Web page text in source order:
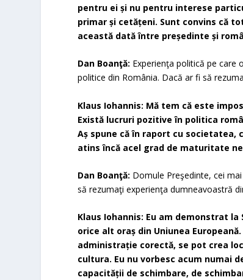
pentru ei și nu pentru interese
primar și cetățeni. Sunt convins că
această dată între președinte și
Dan Boanţă: Experienţa politică pe care
politice din România. Dacă ar fi să
Klaus Iohannis: Mă tem că este
Există lucruri pozitive în politica
Aș spune că în raport cu societatea,
atins încă acel grad de maturitate
Dan Boanţă: Domule Preşedinte, cei
să rezumaţi experienţa dumneavoastră
Klaus Iohannis: Eu am demonstrat
orice alt oraș din Uniunea
administrație corectă, se pot crea
cultura. Eu nu vorbesc acum numai
capacității de schimbare, de